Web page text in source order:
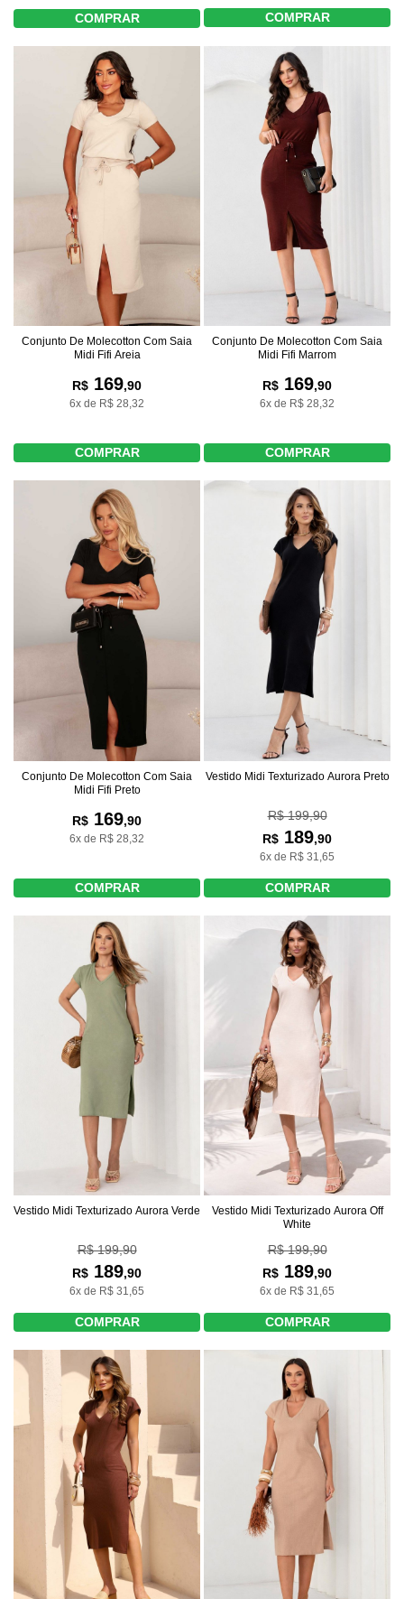
COMPRAR COMPRAR
Conjunto De Molecotton Com Saia
Midi Fifi Areia
R$ 169,90
6x de R$ 28,32
COMPRAR
Conjunto De Molecotton Com Saia
Midi Fifi Marrom
R$ 169,90
6x de R$ 28,32
COMPRAR
Conjunto De Molecotton Com Saia
Midi Fifi Preto
R$ 169,90
6x de R$ 28,32
COMPRAR
Vestido Midi Texturizado Aurora Preto
R$ 199,90
R$ 189,90
6x de R$ 31,65
COMPRAR
Vestido Midi Texturizado Aurora Verde
R$ 199,90
R$ 189,90
6x de R$ 31,65
COMPRAR
Vestido Midi Texturizado Aurora Off
White
R$ 199,90
R$ 189,90
6x de R$ 31,65
COMPRAR